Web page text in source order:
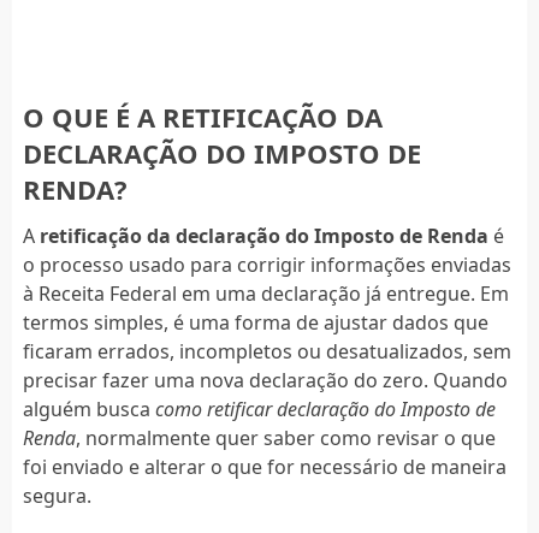
O QUE É A RETIFICAÇÃO DA
DECLARAÇÃO DO IMPOSTO DE
RENDA?
A retificação da declaração do Imposto de Renda é
o processo usado para corrigir informações enviadas
à Receita Federal em uma declaração já entregue. Em
termos simples, é uma forma de ajustar dados que
ficaram errados, incompletos ou desatualizados, sem
precisar fazer uma nova declaração do zero. Quando
alguém busca como retificar declaração do Imposto de
Renda, normalmente quer saber como revisar o que
foi enviado e alterar o que for necessário de maneira
segura.